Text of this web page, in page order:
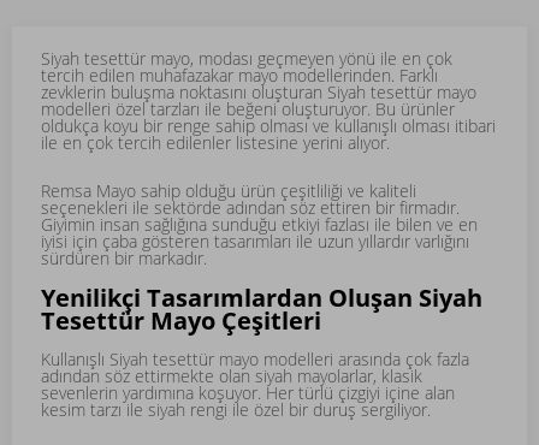
Siyah tesettür mayo, modası geçmeyen yönü ile en çok
tercih edilen muhafazakar mayo modellerinden. Farklı
zevklerin buluşma noktasını oluşturan Siyah tesettür mayo
modelleri özel tarzları ile beğeni oluşturuyor. Bu ürünler
oldukça koyu bir renge sahip olması ve kullanışlı olması itibari
ile en çok tercih edilenler listesine yerini alıyor.
Remsa Mayo sahip olduğu ürün çeşitliliği ve kaliteli
seçenekleri ile sektörde adından söz ettiren bir firmadır.
Giyimin insan sağlığına sunduğu etkiyi fazlası ile bilen ve en
iyisi için çaba gösteren tasarımları ile uzun yıllardır varlığını
sürdüren bir markadır.
Yenilikçi Tasarımlardan Oluşan Siyah
Tesettür Mayo Çeşitleri
Kullanışlı Siyah tesettür mayo modelleri arasında çok fazla
adından söz ettirmekte olan siyah mayolarlar, klasik
sevenlerin yardımına koşuyor. Her türlü çizgiyi içine alan
kesim tarzı ile siyah rengi ile özel bir duruş sergiliyor.